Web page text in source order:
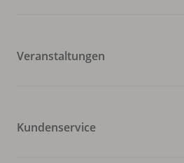
Veranstaltungen
Kundenservice